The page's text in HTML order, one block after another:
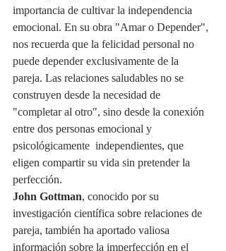
importancia de cultivar la independencia
emocional. En su obra "Amar o Depender",
nos recuerda que la felicidad personal no
puede depender exclusivamente de la
pareja. Las relaciones saludables no se
construyen desde la necesidad de
"completar al otro", sino desde la conexión
entre dos personas emocional y
psicológicamente  independientes, que
eligen compartir su vida sin pretender la
perfección.
John Gottman, conocido por su
investigación científica sobre relaciones de
pareja, también ha aportado valiosa
información sobre la imperfección en el